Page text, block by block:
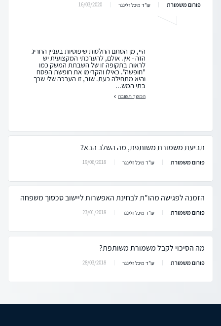
פורום משמורת עו"ד מיכל זלינגר 16/03/2020
היי, מן הסתם החלטות שיפוטיות בעניין החריג
הזה - אין. אולם, להערכתי המקצועית יש
לראות בתקופה זו של השבתת המשק כמו
"חופשה". כאילו והקדימו את חופשת הפסח
והיא מתחילה כעת. שוב, זו הערכה שלי שכך
בתי המש...
המשך תשובה
תביעת משמורת משותפת, מה השלב הבא?
פורום משמורת עו"ד מיכל זלינגר 19/06/2018
הזמנה לפגישה מהו"ת לבחינת האפשרות ליישוב סכסוך משפחה
פורום משמורת עו"ד מיכל זלינגר 23/01/2018
מה הסיכוי לקבל משמורת משותפת?
פורום משמורת עו"ד מיכל זלינגר 28/03/2018